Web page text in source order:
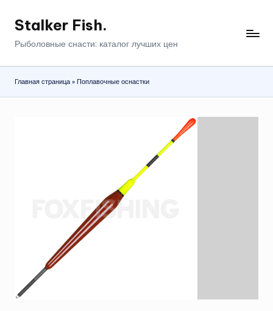
Перейти
Stalker Fish.
Рыболовные снасти: каталог лучших цен
Главная страница»Поплавочные оснастки